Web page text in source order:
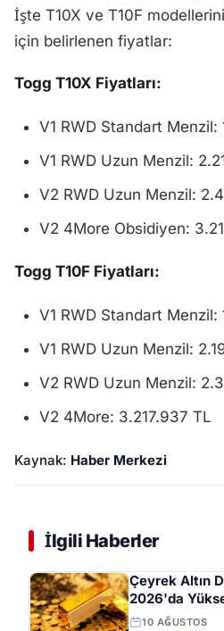
İşte T10X ve T10F
için belirlenen fiyatlar:
Togg T10X Fiyatları:
V1 RWD Standart
V1 RWD Uzun Menzil:
V2 RWD Uzun Menzil:
V2 4More Obsidiyen:
Togg T10F Fiyatları:
V1 RWD Standart
V1 RWD Uzun Menzil:
V2 RWD Uzun Menzil:
V2 4More: 3.217.937 TL
Kaynak: Haber Merkezi
İlgili Haberler
Çeyrek Altın
2026'da
Güncel Alış Ve
10 AĞUSTOS